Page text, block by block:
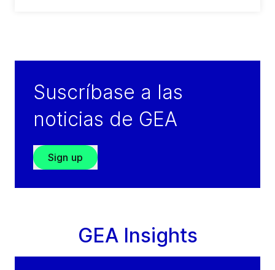
Suscríbase a las
noticias de GEA
Sign up
GEA Insights